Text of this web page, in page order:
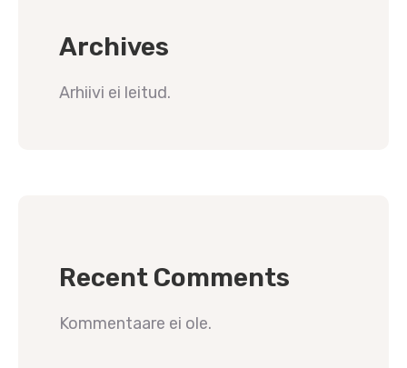
Archives
Arhiivi ei leitud.
Recent Comments
Kommentaare ei ole.